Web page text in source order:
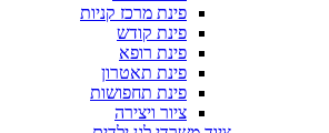
פינת מרכז קניות
פינת קודש
פינת רופא
פינת תאטרון
פינת תחפושות
ציור ויצירה